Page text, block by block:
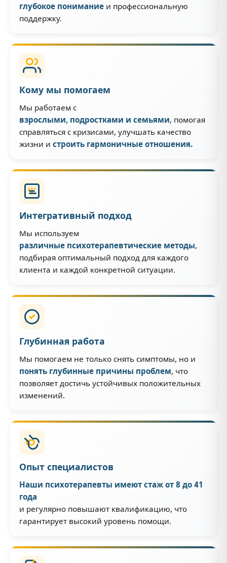
глубокое понимание и профессиональную
поддержку.
Кому мы помогаем
Мы работаем с
взрослыми, подростками и семьями, помогая
справляться с кризисами, улучшать качество
жизни и строить гармоничные отношения.
Интегративный подход
Мы используем
различные психотерапевтические методы,
подбирая оптимальный подход для каждого
клиента и каждой конкретной ситуации.
Глубинная работа
Мы помогаем не только снять симптомы, но и
понять глубинные причины проблем, что
позволяет достичь устойчивых положительных
изменений.
Опыт специалистов
Наши психотерапевты имеют стаж от 8 до 41
года
и регулярно повышают квалификацию, что
гарантирует высокий уровень помощи.